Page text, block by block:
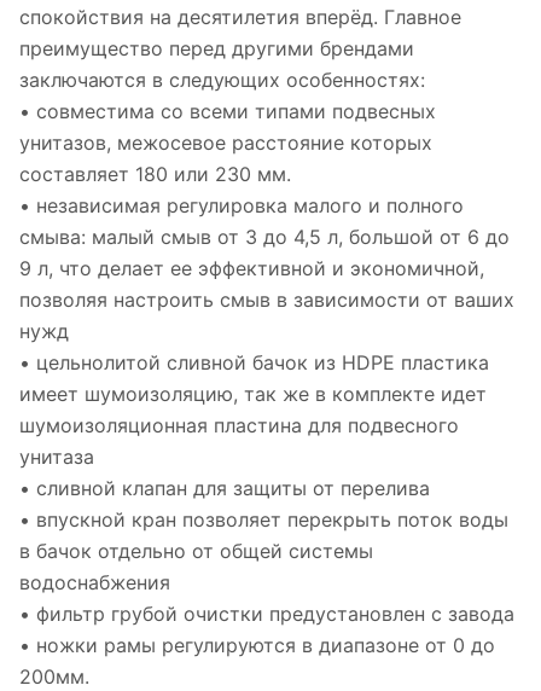
спокойствия на десятилетия вперёд. Главное
преимущество перед другими брендами
заключаются в следующих особенностях:
• совместима со всеми типами подвесных
унитазов, межосевое расстояние которых
составляет 180 или 230 мм.
• независимая регулировка малого и полного
смыва: малый смыв от 3 до 4,5 л, большой от 6 до
9 л, что делает ее эффективной и экономичной,
позволяя настроить смыв в зависимости от ваших
нужд
• цельнолитой сливной бачок из HDPE пластика
имеет шумоизоляцию, так же в комплекте идет
шумоизоляционная пластина для подвесного
унитаза
• сливной клапан для защиты от перелива
• впускной кран позволяет перекрыть поток воды
в бачок отдельно от общей системы
водоснабжения
• фильтр грубой очистки предустановлен с завода
• ножки рамы регулируются в диапазоне от 0 до
200мм.